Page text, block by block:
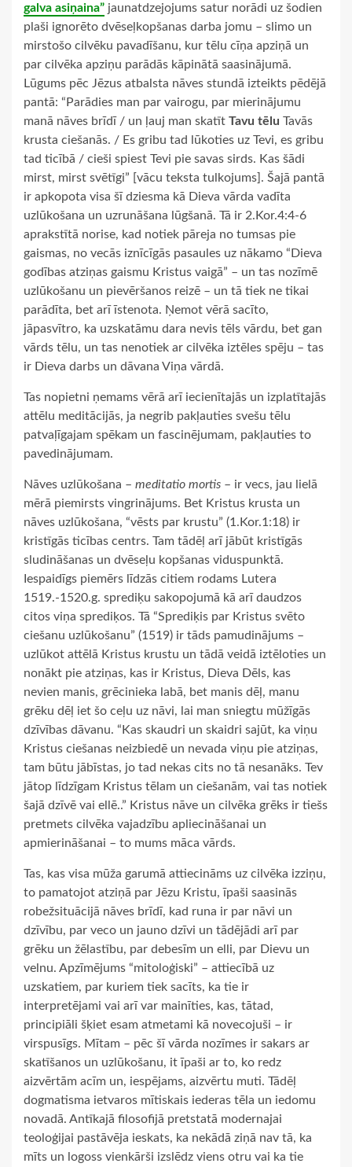
galva asiņaina” jaunatdzejojums satur norādi uz šodien
plaši ignorēto dvēseļkopšanas darba jomu – slimo un
mirstošo cilvēku pavadīšanu, kur tēlu cīņa apziņā un
par cilvēka apziņu parādās kāpinātā saasinājumā.
Lūgums pēc Jēzus atbalsta nāves stundā izteikts pēdējā
pantā: “Parādies man par vairogu, par mierinājumu
manā nāves brīdī / un ļauj man skatīt Tavu tēlu Tavās
krusta ciešanās. / Es gribu tad lūkoties uz Tevi, es gribu
tad ticībā / cieši spiest Tevi pie savas sirds. Kas šādi
mirst, mirst svētīgi” [vācu teksta tulkojums]. Šajā pantā
ir apkopota visa šī dziesma kā Dieva vārda vadīta
uzlūkošana un uzrunāšana lūgšanā. Tā ir 2.Kor.4:4-6
aprakstītā norise, kad notiek pāreja no tumsas pie
gaismas, no vecās iznīcīgās pasaules uz nākamo “Dieva
godības atziņas gaismu Kristus vaigā” – un tas nozīmē
uzlūkošanu un pievēršanos reizē – un tā tiek ne tikai
parādīta, bet arī īstenota. Ņemot vērā sacīto,
jāpasvītro, ka uzskatāmu dara nevis tēls vārdu, bet gan
vārds tēlu, un tas nenotiek ar cilvēka iztēles spēju – tas
ir Dieva darbs un dāvana Viņa vārdā.
Tas nopietni ņemams vērā arī iecienītajās un izplatītajās
attēlu meditācijās, ja negrib pakļauties svešu tēlu
patvaļīgajam spēkam un fascinējumam, pakļauties to
pavedinājumam.
Nāves uzlūkošana – meditatio mortis – ir vecs, jau lielā
mērā piemirsts vingrinājums. Bet Kristus krusta un
nāves uzlūkošana, “vēsts par krustu” (1.Kor.1:18) ir
kristīgās ticības centrs. Tam tādēļ arī jābūt kristīgās
sludināšanas un dvēseļu kopšanas viduspunktā.
Iespaidīgs piemērs līdzās citiem rodams Lutera
1519.-1520.g. sprediķu sakopojumā kā arī daudzos
citos viņa sprediķos. Tā “Sprediķis par Kristus svēto
ciešanu uzlūkošanu” (1519) ir tāds pamudinājums –
uzlūkot attēlā Kristus krustu un tādā veidā iztēloties un
nonākt pie atziņas, kas ir Kristus, Dieva Dēls, kas
nevien manis, grēcinieka labā, bet manis dēļ, manu
grēku dēļ iet šo ceļu uz nāvi, lai man sniegtu mūžīgās
dzīvības dāvanu. “Kas skaudri un skaidri sajūt, ka viņu
Kristus ciešanas neizbiedē un nevada viņu pie atziņas,
tam būtu jābīstas, jo tad nekas cits no tā nesanāks. Tev
jātop līdzīgam Kristus tēlam un ciešanām, vai tas notiek
šajā dzīvē vai ellē..” Kristus nāve un cilvēka grēks ir tiešs
pretmets cilvēka vajadzību apliecināšanai un
apmierināšanai – to mums māca vārds.
Tas, kas visa mūža garumā attiecināms uz cilvēka izziņu,
to pamatojot atziņā par Jēzu Kristu, īpaši saasinās
robežsituācijā nāves brīdī, kad runa ir par nāvi un
dzīvību, par veco un jauno dzīvi un tādējādi arī par
grēku un žēlastību, par debesīm un elli, par Dievu un
velnu. Apzīmējums “mitoloģiski” – attiecībā uz
uzskatiem, par kuriem tiek sacīts, ka tie ir
interpretējami vai arī var mainīties, kas, tātad,
principiāli šķiet esam atmetami kā novecojuši – ir
virspusīgs. Mītam – pēc šī vārda nozīmes ir sakars ar
skatīšanos un uzlūkošanu, it īpaši ar to, ko redz
aizvērtām acīm un, iespējams, aizvērtu muti. Tādēļ
dogmatisma ietvaros mītiskais iederas tēla un iedomu
novadā. Antīkajā filosofijā pretstatā modernajai
teoloģijai pastāvēja ieskats, ka nekādā ziņā nav tā, ka
mīts un logoss vienkārši izslēdz viens otru vai ka tie